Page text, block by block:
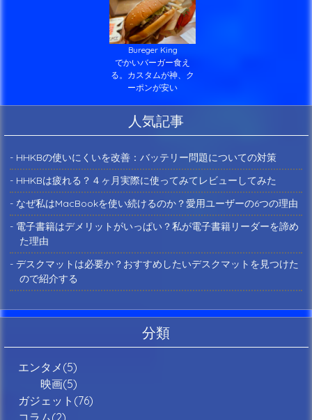
Bureger King
でかいバーガー食え
る。カスタムが神、ク
ーポンが安い
人気記事
- HHKBの使いにくいを改善：バッテリー問題についての対策
- HHKBは疲れる？４ヶ月実際に使ってみてレビューしてみた
- なぜ私はMacBookを使い続けるのか？愛用ユーザーの6つの理由
- 電子書籍はデメリットがいっぱい？私が電子書籍リーダーを諦め
た理由
- デスクマットは必要か？おすすめしたいデスクマットを見つけた
ので紹介する
分類
エンタメ(5)
映画(5)
ガジェット(76)